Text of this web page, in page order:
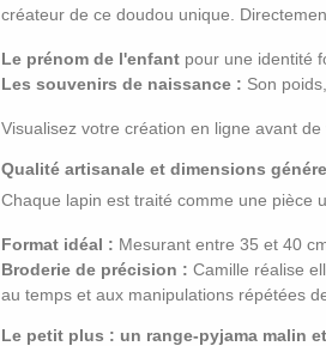
créateur de ce doudou unique.
Le prénom de l'enfant pour une identité
Les souvenirs de naissance : Son
Visualisez votre création en ligne avant
Qualité artisanale et dimensions
Chaque lapin est traité comme une pièce
Format idéal : Mesurant entre 35 et 40
Broderie de précision : Camille réalise
au temps et aux manipulations répétées
Le petit plus : un range-pyjama malin